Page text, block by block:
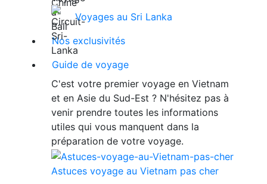
Voyages au Sri Lanka
Nos exclusivités
Guide de voyage
C'est votre premier voyage en Vietnam
et en Asie du Sud-Est ? N'hésitez pas à
venir prendre toutes les informations
utiles qui vous manquent dans la
préparation de votre voyage.
Astuces voyage au Vietnam pas cher